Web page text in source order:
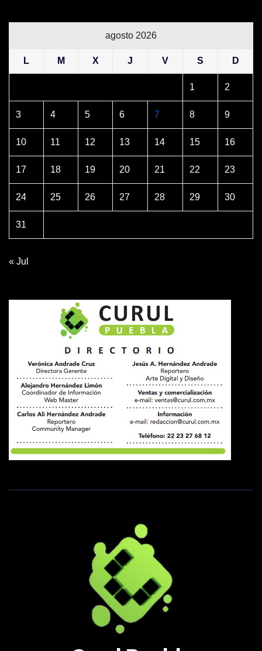
agosto 2026
L M X J V S D
1 2
3 4 5 6 7 8 9
10 11 12 13 14 15 16
17 18 19 20 21 22 23
24 25 26 27 28 29 30
31
« Jul